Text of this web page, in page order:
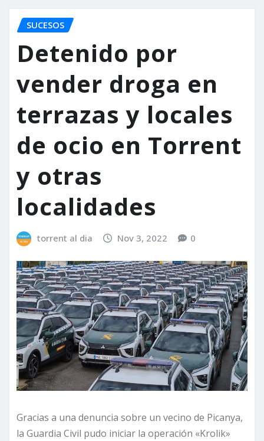
SUCESOS
Detenido por
vender droga en
terrazas y locales
de ocio en Torrent
y otras
localidades
torrent al dia Nov 3, 2022 0
Gracias a una denuncia sobre un vecino de Picanya,
la Guardia Civil pudo iniciar la operación «Krolik»